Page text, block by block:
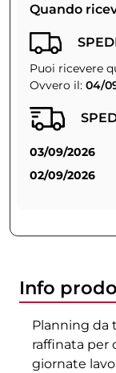
Quando
Puoi ricevere
Ovvero il: 04/
03/09/2026
02/09/2026
Info
Planning da
raffinata per
giornate